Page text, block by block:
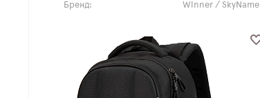
Бренд:
Winner / SkyName